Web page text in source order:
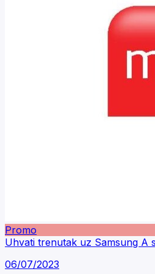
Promo
Uhvati trenutak uz Samsung A
06/07/2023